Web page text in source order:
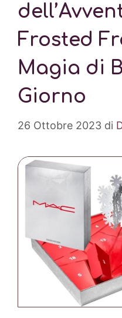
Frosted
Magia di
Giorno
26 Ottobre 2023 di